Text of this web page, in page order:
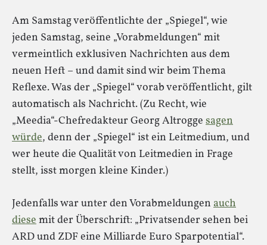
Am Samstag veröffentlichte der „Spiegel“, wie
jeden Samstag, seine „Vorabmeldungen“ mit
vermeintlich exklusiven Nachrichten aus dem
neuen Heft – und damit sind wir beim Thema
Reflexe. Was der „Spiegel“ vorab veröffentlicht, gilt
automatisch als Nachricht. (Zu Recht, wie
„Meedia“-Chefredakteur Georg Altrogge sagen
würde, denn der „Spiegel“ ist ein Leitmedium, und
wer heute die Qualität von Leitmedien in Frage
stellt, isst morgen kleine Kinder.)
Jedenfalls war unter den Vorabmeldungen auch
diesemit der Überschrift: „Privatsender sehen bei
ARD und ZDF eine Milliarde Euro Sparpotential“.